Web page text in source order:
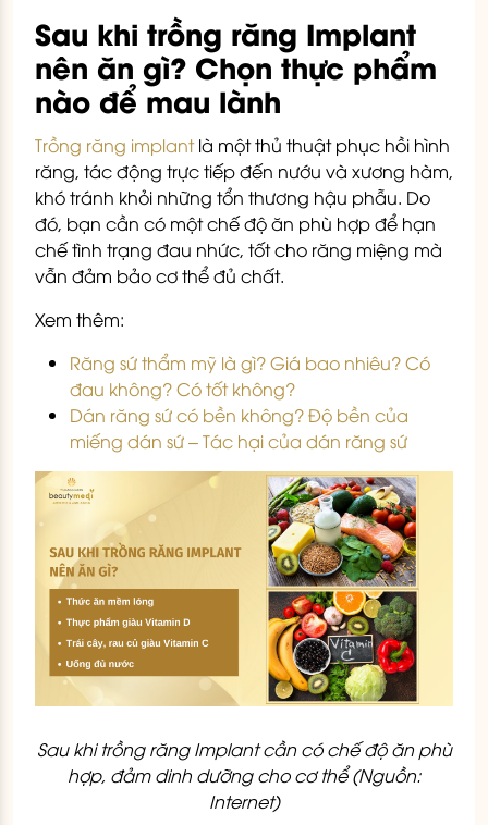
Sau khi trồng răng Implant
nên ăn gì? Chọn thực phẩm
nào để mau lành
Trồng răng implantlà một thủ thuật phục hồi hình
răng, tác động trực tiếp đến nướu và xương hàm,
khó tránh khỏi những tổn thương hậu phẫu. Do
đó, bạn cần có một chế độ ăn phù hợp để hạn
chế tình trạng đau nhức, tốt cho răng miệng mà
vẫn đảm bảo cơ thể đủ chất.
Xem thêm:
Răng sứ thẩm mỹ là gì? Giá bao nhiêu? Có
đau không? Có tốt không?
Dán răng sứ có bền không? Độ bền của
miếng dán sứ – Tác hại của dán răng sứ
Sau khi trồng răng Implant cần có chế độ ăn phù
hợp, đảm dinh dưỡng cho cơ thể (Nguồn:
Internet)